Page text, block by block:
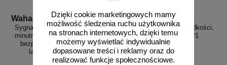
Dzięki cookie marketingowych mamy
możliwość śledzenia ruchu użytkownika
na stronach internetowych, dzięki temu
możemy wyświetlać indywidualnie
dopasowane treści i reklamy oraz do
realizować funkcje społecznościowe.
Wahadlo 20 min
Sygnalizacja świetlna drogowa z
minutnikiem, tymczasowa, LED,
bezprzewodowa, wahadłowa,
lampy 20 cm - komplet
3D_MP-DP1
Radarowy wyświetlacz prędkości,
radar drogowy MP-DP1